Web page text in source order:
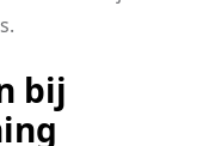
bij